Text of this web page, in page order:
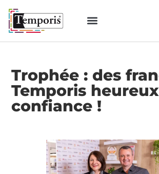
Trophée : des
Temporis
confiance !